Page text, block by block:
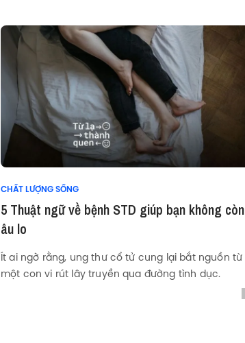
CHẤT LƯỢNG SỐNG
5 Thuật ngữ về bệnh STD giúp bạn không còn
âu lo
Ít ai ngờ rằng, ung thư cổ tử cung lại bắt nguồn từ
một con vi rút lây truyền qua đường tình dục.